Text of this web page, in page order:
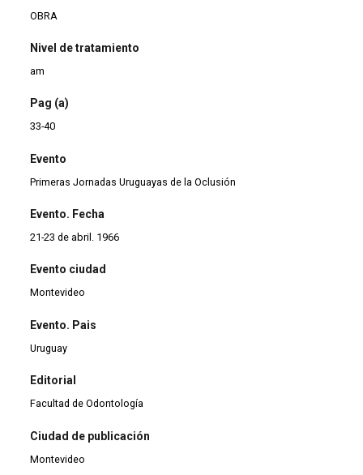
OBRA
Nivel de tratamiento
am
Pag (a)
33-40
Evento
Primeras Jornadas Uruguayas de la Oclusión
Evento. Fecha
21-23 de abril. 1966
Evento ciudad
Montevideo
Evento. Pais
Uruguay
Editorial
Facultad de Odontología
Ciudad de publicación
Montevideo